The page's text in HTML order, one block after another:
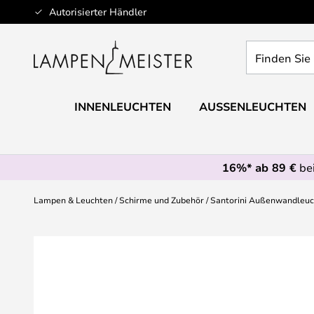
Autorisierter Händler
Zum
Inhalt
Sie
Leuchte...
INNENLEUCHTEN AUSSENLEUCHTEN
16%* ab 89 €
Lampen & Leuchten Schirme und Zubehör Santorini